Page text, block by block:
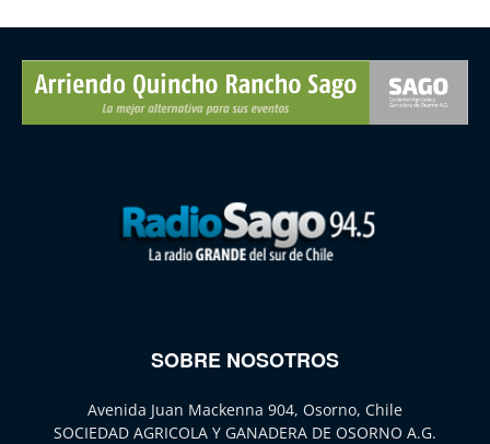
SOBRE NOSOTROS
Avenida Juan Mackenna 904, Osorno, Chile
SOCIEDAD AGRICOLA Y GANADERA DE OSORNO A.G.